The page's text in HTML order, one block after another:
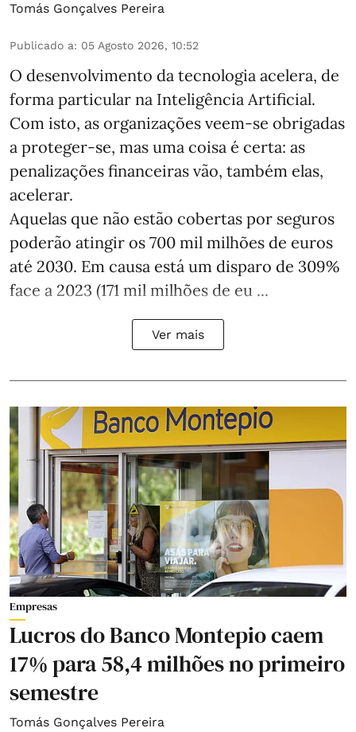
Tomás Gonçalves Pereira
Publicado a: 05 Agosto 2026, 10:52
O desenvolvimento da tecnologia acelera, de
forma particular na Inteligência Artificial.
Com isto, as organizações veem-se obrigadas
a proteger-se, mas uma coisa é certa: as
penalizações financeiras vão, também elas,
acelerar.
Aquelas que não estão cobertas por seguros
poderão atingir os 700 mil milhões de euros
até 2030. Em causa está um disparo de 309%
face a 2023 (171 mil milhões de eu ...
Ver mais
Empresas
Lucros do Banco Montepio caem
17% para 58,4 milhões no primeiro
semestre
Tomás Gonçalves Pereira